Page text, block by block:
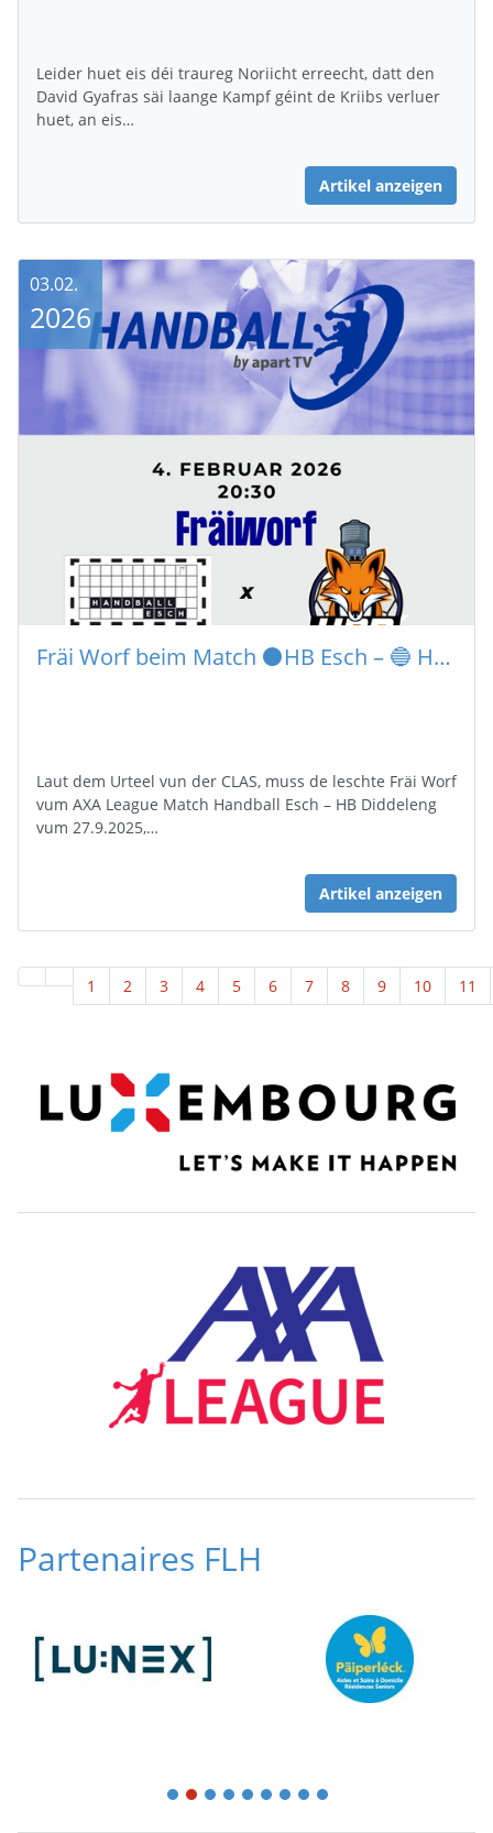
Leider huet eis déi traureg Noriicht erreecht, datt den
David Gyafras säi laange Kampf géint de Kriibs verluer
huet, an eis…
Artikel anzeigen
Fräi Worf beim Match ⚫️HB Esch – 🔵 HB Diddeleng
Laut dem Urteel vun der CLAS, muss de leschte Fräi Worf
vum AXA League Match Handball Esch – HB Diddeleng
vum 27.9.2025,…
Artikel anzeigen
03.02.
2026
1 2 3 4 5 6 7 8 9 10 11
Partenaires FLH
1 2 3 4 5 6 7 8 9